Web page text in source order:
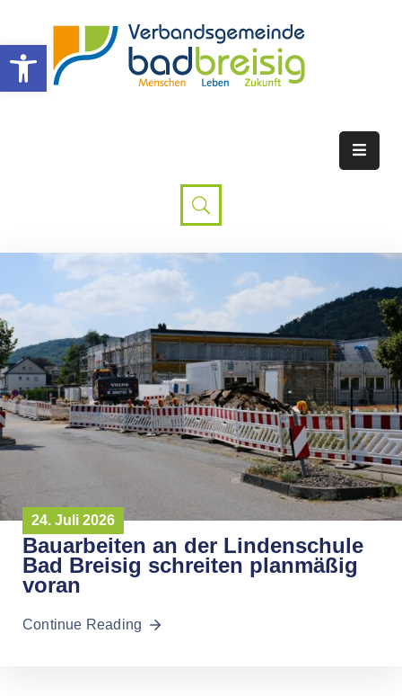
Werkzeugleiste öffnen
24. Juli 2026
Bauarbeiten an der Lindenschule
Bad Breisig schreiten planmäßig
voran
Continue Reading